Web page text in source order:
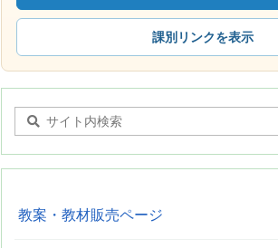
課別リンクを表示
教案・教材販売ページ